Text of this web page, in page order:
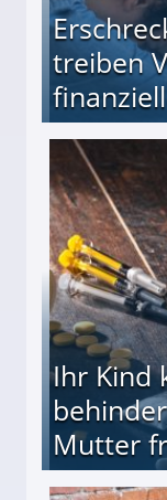
treiben
(34) in den
Ihr Kind
Mutter